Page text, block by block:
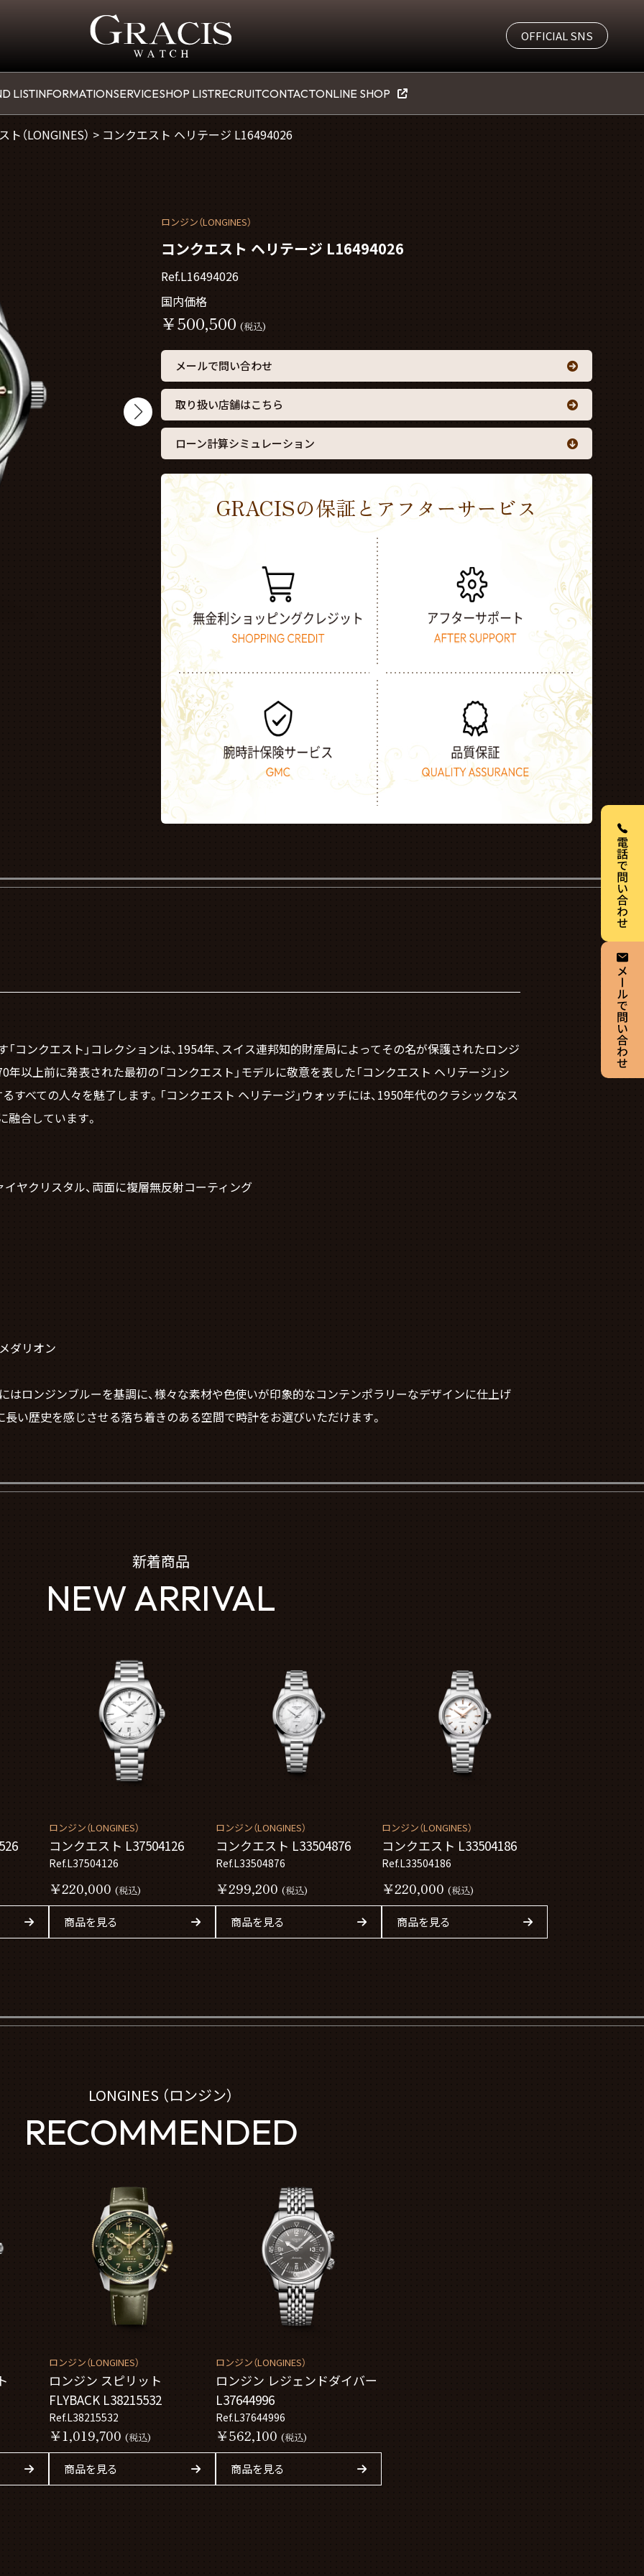
OFFICIAL SNS
LISTINFORMATIONSERVICESHOP LISTRECRUITCONTACTONLINE SHOP
ト（LONGINES） > コンクエスト ヘリテージ L16494026
ロンジン（LONGINES）
コンクエスト ヘリテージ L16494026
Ref.L16494026
国内価格
￥500,500 (税込)
メールで問い合わせ
取り扱い店舗はこちら
ローン計算シミュレーション
GRACISの保証とアフターサービス
コンクエスト」コレクションは、1954年、スイス連邦知的財産局によってその名が保護されたロンジ
以上前に発表された最初の「コンクエスト」モデルに敬意を表した「コンクエスト ヘリテージ」シ
すべての人々を魅了します。「コンクエスト ヘリテージ」ウォッチには、1950年代のクラシックなス
合しています。
ヤクリスタル、両面に複層無反射コーティング
ダリオン
はロンジンブルーを基調に、様々な素材や色使いが印象的なコンテンポラリーなデザインに仕上げ
い歴史を感じさせる落ち着きのある空間で時計をお選びいただけます。
新着商品
NEW ARRIVAL
ロンジン（LONGINES）
コンクエスト L37504126
Ref.L37504126
￥220,000 (税込)
商品を見る
ロンジン（LONGINES）
コンクエスト L33504876
Ref.L33504876
￥299,200 (税込)
商品を見る
ロンジン（LONGINES）
コンクエスト L33504186
Ref.L33504186
￥220,000 (税込)
商品を見る
LONGINES （ロンジン）
RECOMMENDED
ロンジン（LONGINES）
ロンジン スピリット
FLYBACK L38215532
Ref.L38215532
￥1,019,700 (税込)
商品を見る
ロンジン（LONGINES）
ロンジン レジェンドダイバー
L37644996
Ref.L37644996
￥562,100 (税込)
商品を見る